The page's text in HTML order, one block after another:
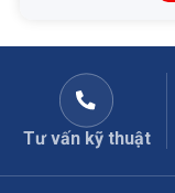
Tư vấn kỹ thuật